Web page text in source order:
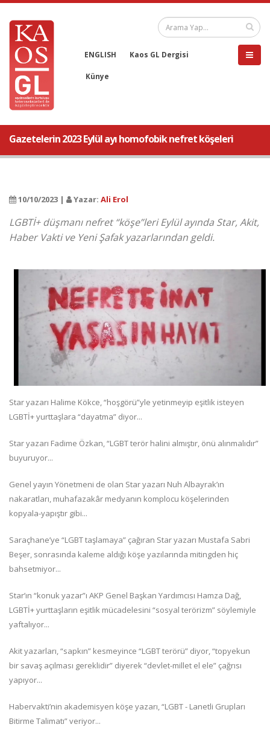
ENGLISH Kaos GL Dergisi
Künye
Gazetelerin 2023 Eylül ayı homofobik nefret köşeleri
10/10/2023 | Yazar: Ali Erol
LGBTİ+ düşmanı nefret “köşe”leri Eylül ayında Star, Akit,
Haber Vakti ve Yeni Şafak yazarlarından geldi.
Star yazarı Halime Kökce, “hoşgörü”yle yetinmeyip eşitlik isteyen
LGBTİ+ yurttaşlara “dayatma” diyor...
Star yazarı Fadime Özkan, “LGBT terör halini almıştır, önü alınmalıdır”
buyuruyor...
Genel yayın Yönetmeni de olan Star yazarı Nuh Albayrak’ın
nakaratları, muhafazakâr medyanın komplocu köşelerinden
kopyala-yapıştır gibi...
Saraçhane’ye “LGBT taşlamaya” çağıran Star yazarı Mustafa Sabri
Beşer, sonrasında kaleme aldığı köşe yazılarında mitingden hiç
bahsetmiyor...
Star’ın “konuk yazar”ı AKP Genel Başkan Yardımcısı Hamza Dağ,
LGBTİ+ yurttaşların eşitlik mücadelesini “sosyal terörizm” söylemiyle
yaftalıyor...
Akit yazarları, “sapkın” kesmeyince “LGBT terörü” diyor, “topyekun
bir savaş açılması gereklidir” diyerek “devlet-millet el ele” çağrısı
yapıyor...
Habervakti’nin akademisyen köşe yazarı, “LGBT - Lanetli Grupları
Bitirme Talimatı” veriyor...